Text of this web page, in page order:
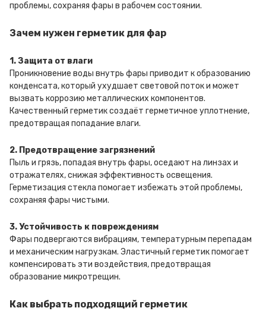
проблемы, сохраняя фары в рабочем состоянии.
Зачем нужен герметик для фар
1. Защита от влаги
Проникновение воды внутрь фары приводит к образованию
конденсата, который ухудшает световой поток и может
вызвать коррозию металлических компонентов.
Качественный герметик создаёт герметичное уплотнение,
предотвращая попадание влаги.
2. Предотвращение загрязнений
Пыль и грязь, попадая внутрь фары, оседают на линзах и
отражателях, снижая эффективность освещения.
Герметизация стекла помогает избежать этой проблемы,
сохраняя фары чистыми.
3. Устойчивость к повреждениям
Фары подвергаются вибрациям, температурным перепадам
и механическим нагрузкам. Эластичный герметик помогает
компенсировать эти воздействия, предотвращая
образование микротрещин.
Как выбрать подходящий герметик